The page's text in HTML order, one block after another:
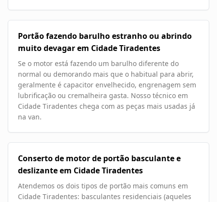
Portão fazendo barulho estranho ou abrindo
muito devagar em Cidade Tiradentes
Se o motor está fazendo um barulho diferente do
normal ou demorando mais que o habitual para abrir,
geralmente é capacitor envelhecido, engrenagem sem
lubrificação ou cremalheira gasta. Nosso técnico em
Cidade Tiradentes chega com as peças mais usadas já
na van.
Conserto de motor de portão basculante e
deslizante em Cidade Tiradentes
Atendemos os dois tipos de portão mais comuns em
Cidade Tiradentes: basculantes residenciais (aqueles